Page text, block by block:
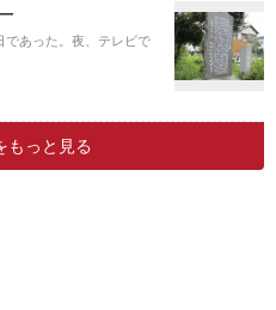
であった。夜、テレビで
もっと見る